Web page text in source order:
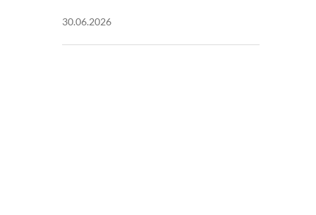
30.06.2026